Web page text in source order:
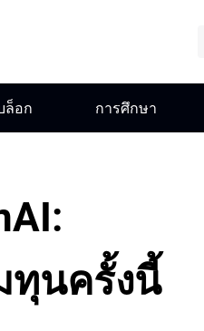
ล็อก การศึกษา
ทุนครั้งนี้